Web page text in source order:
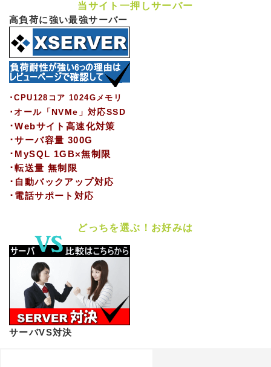
当サイト一押しサーバー
高負荷に強い最強サーバー
･CPU128コア 1024Gメモリ
･オール「NVMe」対応SSD
･Webサイト高速化対策
･サーバ容量 300G
･MySQL 1GB×無制限
･転送量 無制限
･自動バックアップ対応
･電話サポート対応
どっちを選ぶ！お好みは
サーバVS対決